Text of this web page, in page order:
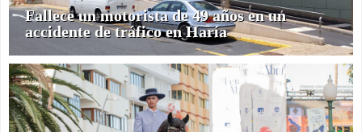
Fallece un motorista de 49 años en un
accidente de tráfico en Haría